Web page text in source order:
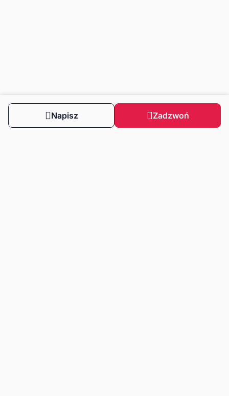
Zadzwoń
Napisz